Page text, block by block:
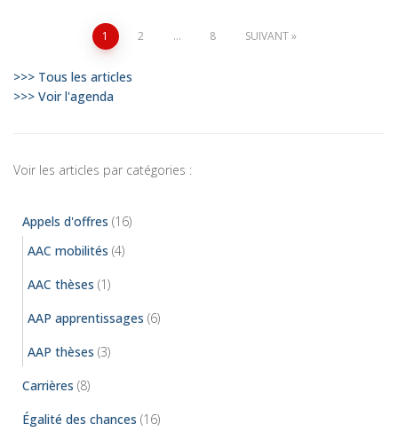
Pagination
des
1 2 … 8 SUIVANT
>>> Tous les articles
>>> Voir l'agenda
Voir les articles par catégories :
Appels d'offres (16)
AAC mobilités (4)
AAC thèses (1)
AAP apprentissages (6)
AAP thèses (3)
Carrières (8)
Égalité des chances (16)